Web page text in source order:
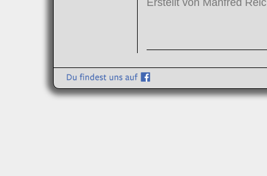
Erstellt von Manfred